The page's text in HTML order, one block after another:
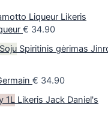
Likeris
€ 34.90
Spiritinis gėrimas
€ 34.90
Likeris Jack Daniel's